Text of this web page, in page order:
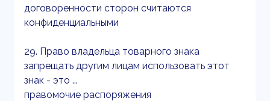
договоренности сторон считаются
конфиденциальными
29. Право владельца товарного знака
запрещать другим лицам использовать этот
знак - это ...
правомочие распоряжения